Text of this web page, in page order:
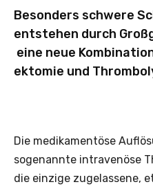
Besonders schwere
entstehen durch
eine neue
ektomie und
Die medikamentöse
sogenannte intravenöse
die einzige zugelassene,